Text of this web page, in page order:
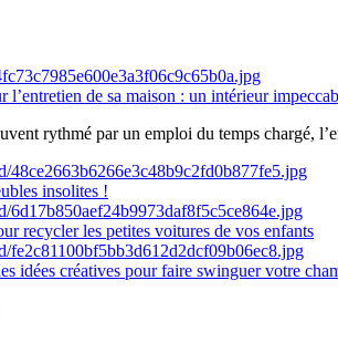
l’entretien de sa maison : un intérieur
rythmé par un emploi du temps chargé,
insolites !
recycler les petites voitures de vos enfants
idées créatives pour faire swinguer votre